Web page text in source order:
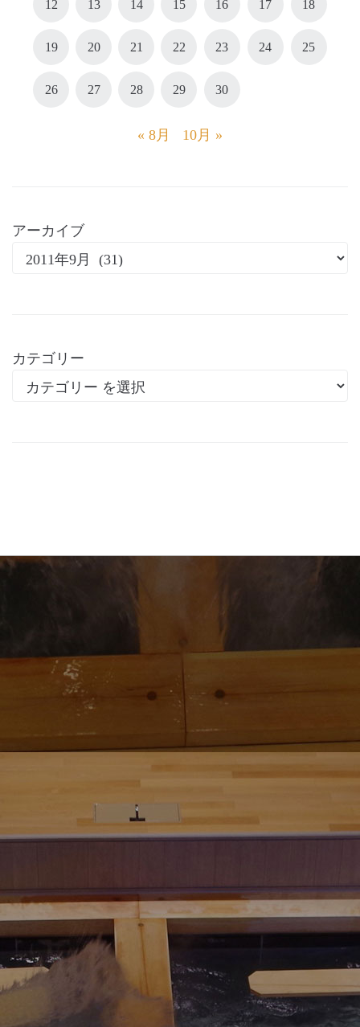
12 13 14 15 16 17 18
19 20 21 22 23 24 25
26 27 28 29 30
« 8月 10月 »
アーカイブ
カテゴリー